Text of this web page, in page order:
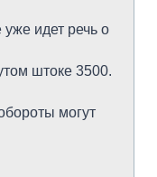
идет речь о
штоке 3500.
могут